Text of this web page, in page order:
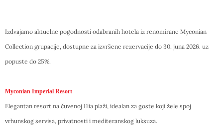
Izdvajamo aktuelne pogodnosti odabranih hotela iz renomirane Myconian
Collection grupacije, dostupne za izvršene rezervacije do 30. juna 2026. uz
popuste do 25%.
Myconian Imperial Resort
Elegantan resort na čuvenoj Elia plaži, idealan za goste koji žele spoj
vrhunskog servisa, privatnosti i mediteranskog luksuza.